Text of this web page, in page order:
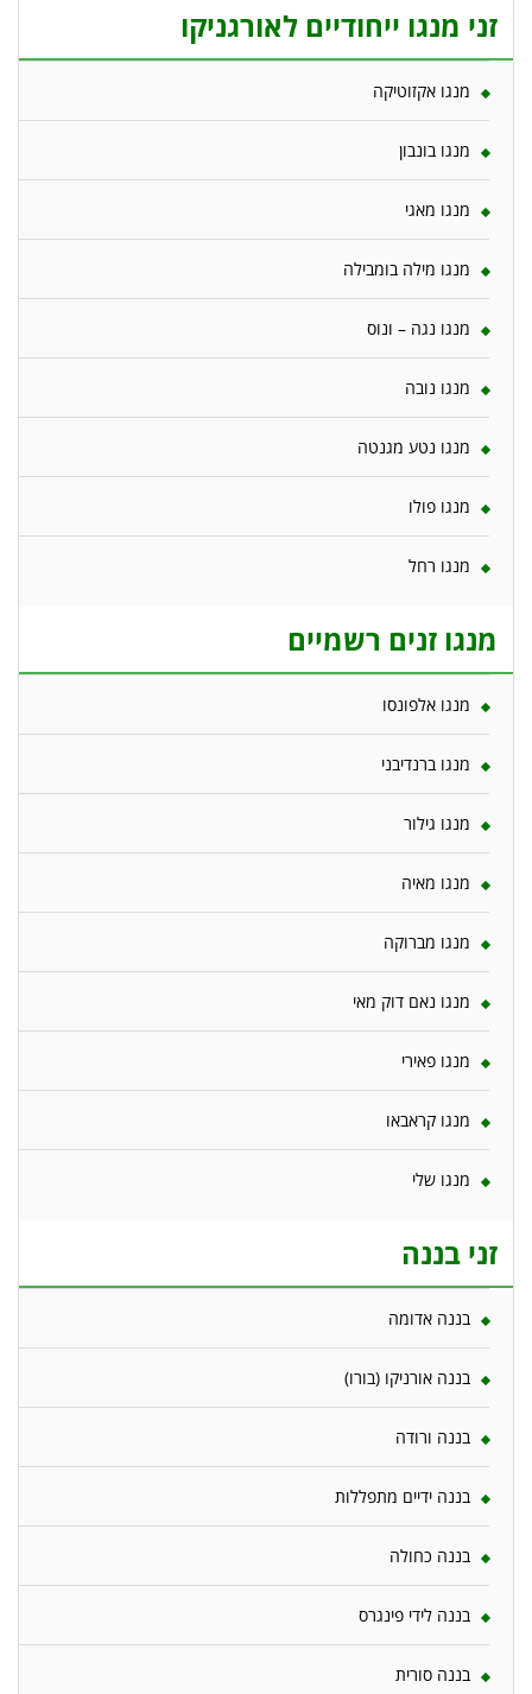
זני מנגו ייחודיים לאורגניקו
מנגו אקזוטיקה
מנגו בונבון
מנגו מאגי
מנגו מילה בומבילה
מנגו נגה – ונוס
מנגו נובה
מנגו נטע מגנטה
מנגו פולו
מנגו רחל
מנגו זנים רשמיים
מנגו אלפונסו
מנגו ברנדיבני
מנגו גילור
מנגו מאיה
מנגו מברוקה
מנגו נאם דוק מאי
מנגו פאירי
מנגו קראבאו
מנגו שלי
זני בננה
בננה אדומה
בננה אורניקו (בורו)
בננה ורודה
בננה ידיים מתפללות
בננה כחולה
בננה לידי פינגרס
בננה סורית